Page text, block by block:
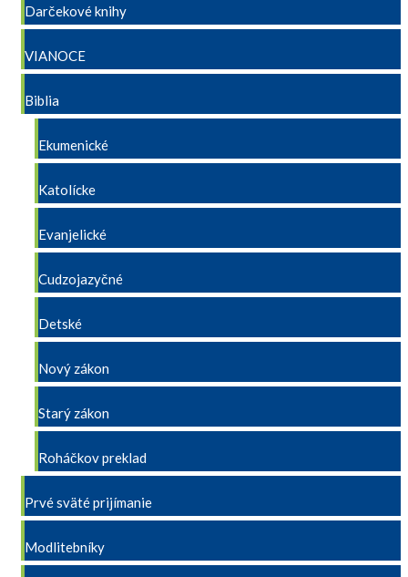
Darčekové knihy
VIANOCE
Biblia
Ekumenické
Katolícke
Evanjelické
Cudzojazyčné
Detské
Nový zákon
Starý zákon
Roháčkov preklad
Prvé sväté prijímanie
Modlitebníky